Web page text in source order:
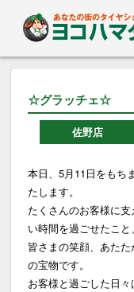
☆グラッチェ☆
佐野店
本日、5月11日をもち
たします。
たくさんのお客様に
い時間を過ごせたこと
皆さまの笑顔、あた
の宝物です。
お客様と過ごした日々